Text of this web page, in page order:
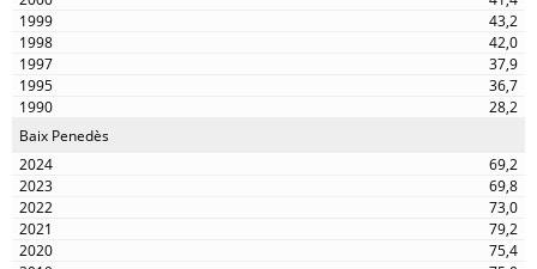
43,2
42,0
37,9
36,7
28,2
Baix Penedès
69,2
69,8
73,0
79,2
75,4